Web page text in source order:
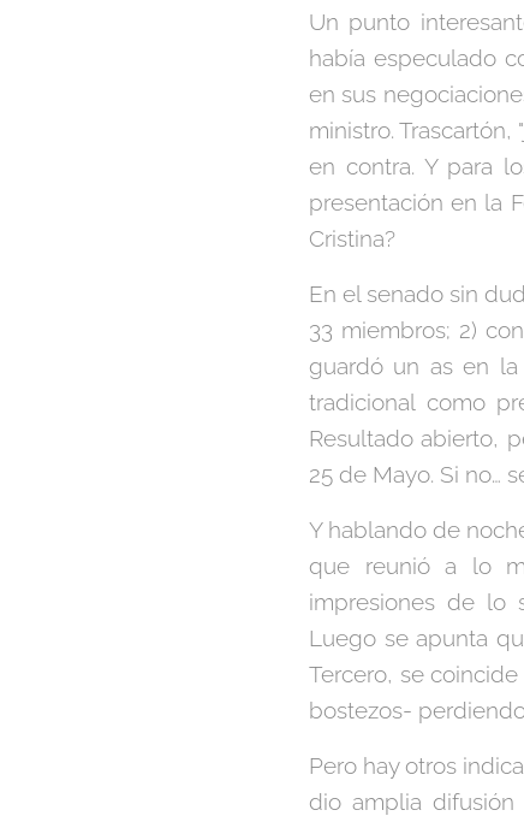
Un punto
había especulado
en sus
ministro.
en contra. Y para
presentación en la
Cristina?
En el senado sin
33 miembros; 2)
guardó un as en
tradicional como
Resultado abierto,
25 de Mayo. Si no…
Y hablando de
que reunió a lo
impresiones de lo
Luego se apunta
Tercero, se
bostezos-
Pero hay otros
dio amplia